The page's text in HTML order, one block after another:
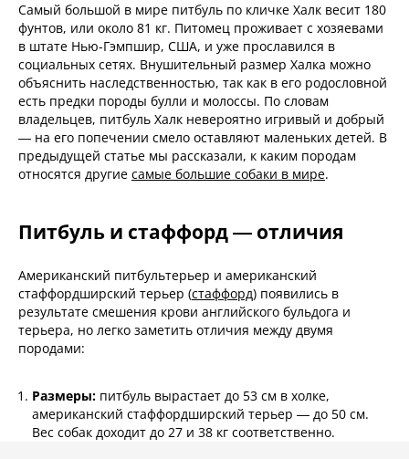
Самый большой в мире питбуль по кличке Халк весит 180
фунтов, или около 81 кг. Питомец проживает с хозяевами
в штате Нью-Гэмпшир, США, и уже прославился в
социальных сетях. Внушительный размер Халка можно
объяснить наследственностью, так как в его родословной
есть предки породы булли и молоссы. По словам
владельцев, питбуль Халк невероятно игривый и добрый
— на его попечении смело оставляют маленьких детей. В
предыдущей статье мы рассказали, к каким породам
относятся другие самые большие собаки в мире.
Питбуль и стаффорд — отличия
Американский питбультерьер и американский
стаффордширский терьер (стаффорд) появились в
результате смешения крови английского бульдога и
терьера, но легко заметить отличия между двумя
породами:
Размеры: питбуль вырастает до 53 см в холке,
американский стаффордширский терьер — до 50 см.
Вес собак доходит до 27 и 38 кг соответственно.